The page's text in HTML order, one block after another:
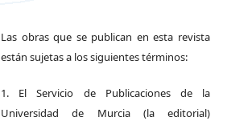
Las obras que se publican en esta revista
están sujetas a los siguientes términos:
1. El Servicio de Publicaciones de la
Universidad de Murcia (la editorial)